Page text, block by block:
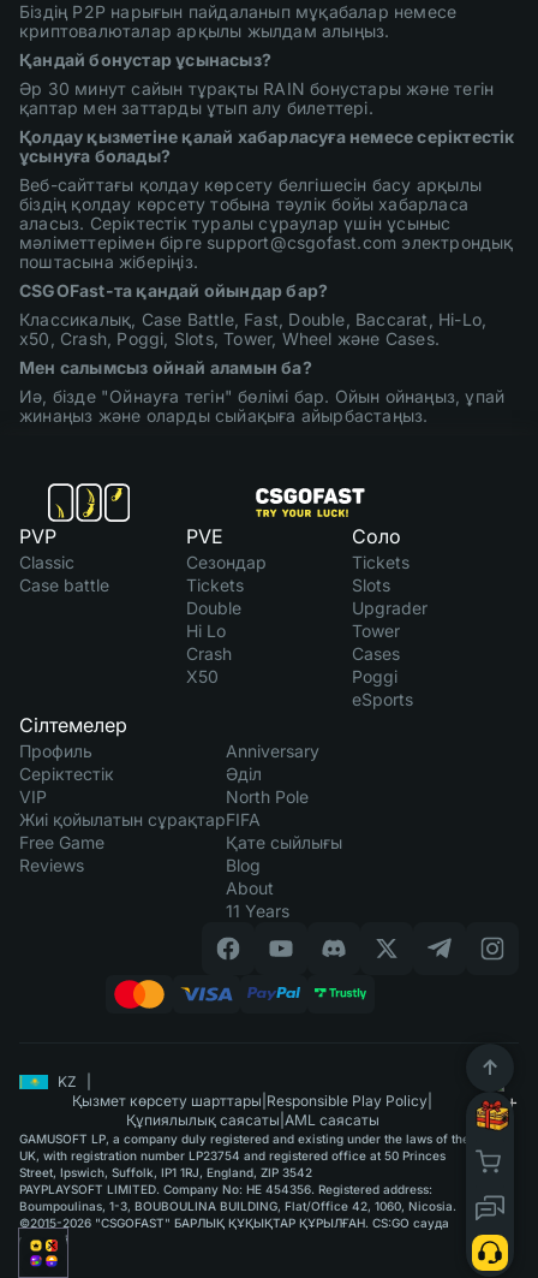
Біздің P2P нарығын пайдаланып мұқабалар немесе
криптовалюталар арқылы жылдам алыңыз.
Қандай бонустар ұсынасыз?
Әр 30 минут сайын тұрақты RAIN бонустары және тегін
қаптар мен заттарды ұтып алу билеттері.
Қолдау қызметіне қалай хабарласуға немесе серіктестік
ұсынуға болады?
Веб-сайттағы қолдау көрсету белгішесін басу арқылы
біздің қолдау көрсету тобына тәулік бойы хабарласа
аласыз. Серіктестік туралы сұраулар үшін ұсыныс
мәліметтерімен бірге support@csgofast.com электрондық
поштасына жіберіңіз.
CSGOFast-та қандай ойындар бар?
Классикалық, Case Battle, Fast, Double, Baccarat, Hi-Lo,
x50, Crash, Poggi, Slots, Tower, Wheel және Cases.
Мен салымсыз ойнай аламын ба?
Иә, бізде "Ойнауға тегін" бөлімі бар. Ойын ойнаңыз, ұпай
жинаңыз және оларды сыйақыға айырбастаңыз.
PVP
Classic
Case battle
PVE
Сезондар
Tickets
Double
Hi Lo
Crash
X50
Соло
Tickets
Slots
Upgrader
Tower
Cases
Poggi
eSports
Сілтемелер
Профиль
Серіктестік
VIP
Жиі қойылатын сұрақтар
Free Game
Reviews
Anniversary
Әділ
North Pole
FIFA
Қате сыйлығы
Blog
About
11 Years
KZ
Қызмет көрсету шарттары Responsible Play Policy
Құпиялылық саясаты AML саясаты
GAMUSOFT LP, a company duly registered and existing under the laws of the
UK, with registration number LP23754 and registered office at 50 Princes
Street, Ipswich, Suffolk, IP1 1RJ, England, ZIP 3542
PAYPLAYSOFT LIMITED. Company No: HE 454356. Registered address:
Boumpoulinas, 1-3, BOUBOULINA BUILDING, Flat/Office 42, 1060, Nicosia.
©2015-2026 "CSGOFAST" БАРЛЫҚ ҚҰҚЫҚТАР ҚҰРЫЛҒАН. CS:GO сауда
қызметі